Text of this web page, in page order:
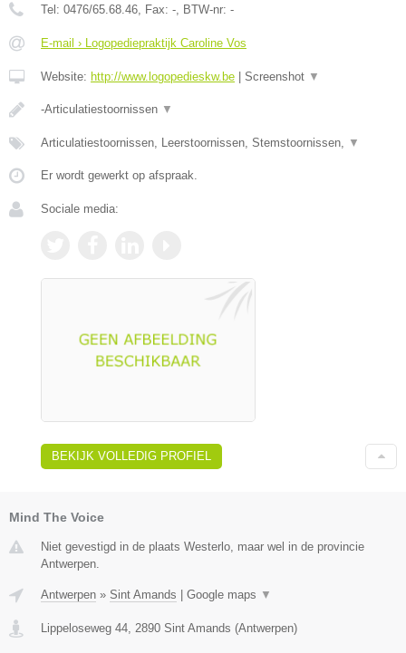
Tel: 0476/65.68.46, Fax: -, BTW-nr: -
E-mail › Logopediepraktijk Caroline Vos
Website: http://www.logopedieskw.be Screenshot ▼
-Articulatiestoornissen ▼
Articulatiestoornissen, Leerstoornissen, Stemstoornissen, ▼
Er wordt gewerkt op afspraak.
Sociale media:
BEKIJK VOLLEDIG PROFIEL
Mind The Voice
Niet gevestigd in de plaats Westerlo, maar wel in de provincie
Antwerpen.
Antwerpen » Sint Amands | Google maps ▼
Lippeloseweg 44 2890 Sint Amands (Antwerpen)